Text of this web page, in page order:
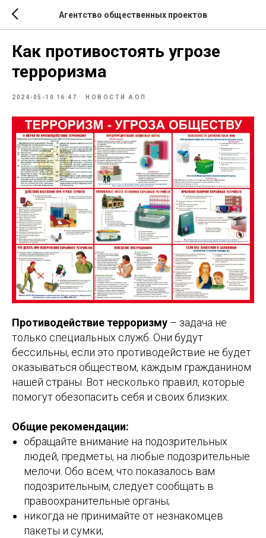
Агентство общественных проектов
Как противостоять угрозе
терроризма
2024-05-10 16:47 НОВОСТИ АОП
Противодействие терроризму – задача не
только специальных служб. Они будут
бессильны, если это противодействие не будет
оказываться обществом, каждым гражданином
нашей страны. Вот несколько правил, которые
помогут обезопасить себя и своих близких.
Общие рекомендации:
обращайте внимание на подозрительных
людей, предметы, на любые подозрительные
мелочи. Обо всем, что показалось вам
подозрительным, следует сообщать в
правоохранительные органы;
никогда не принимайте от незнакомцев
пакеты и сумки;